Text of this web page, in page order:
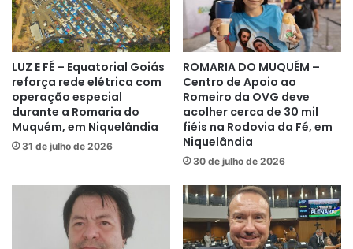
LUZ E FÉ – Equatorial Goiás
reforça rede elétrica com
operação especial
durante a Romaria do
Muquém, em Niquelândia
31 de julho de 2026
ROMARIA DO MUQUÉM –
Centro de Apoio ao
Romeiro da OVG deve
acolher cerca de 30 mil
fiéis na Rodovia da Fé, em
Niquelândia
30 de julho de 2026